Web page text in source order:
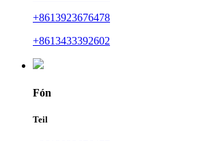
+8613923676478
+8613433392602
Fón
Teil